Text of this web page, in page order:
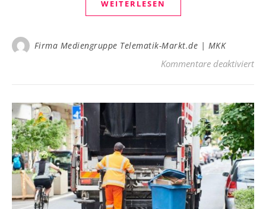
WEITERLESEN
Firma Mediengruppe Telematik-Markt.de | MKK
Kommentare deaktiviertfür